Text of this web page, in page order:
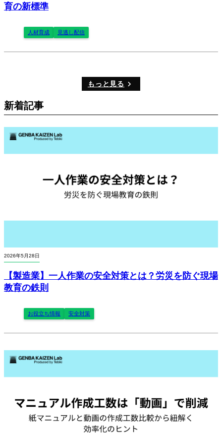
育の新標準
人材育成 見逃し配信
もっと見る
新着記事
2026年5月28日
【製造業】一人作業の安全対策とは？労災を防ぐ現場
教育の鉄則
お役立ち情報 安全対策